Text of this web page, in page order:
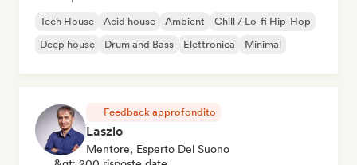
Tech House Acid house Ambient
Chill / Lo-fi Hip-Hop
Deep house
Drum and Bass Elettronica Minimal
Feedback approfondito
Laszlo
Mentore, Esperto Del Suono